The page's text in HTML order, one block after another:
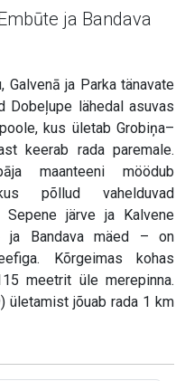
ja Bandava
Galvenā ja Parka tänavate
Dobeļupe lähedal asuvas
kus ületab Grobiņa–
keerab rada paremale.
maanteeni möödub
põllud vahelduvad
Sepene järve ja Kalvene
ja Bandava mäed – on
Kõrgeimas kohas
meetrit üle merepinna.
ületamist jõuab rada 1 km